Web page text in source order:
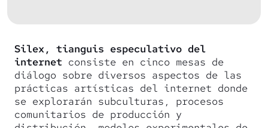
Silex, tianguis especulativo del
internet consiste en cinco mesas de
diálogo sobre diversos aspectos de las
prácticas artísticas del internet donde
se explorarán subculturas, procesos
comunitarios de producción y